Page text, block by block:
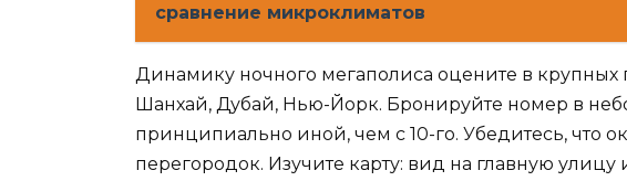
сравнение микроклиматов
Динамику ночного мегаполиса оцените в крупных
Шанхай, Дубай, Нью-Йорк. Бронируйте номер в
принципиально иной, чем с 10-го. Убедитесь, что
перегородок. Изучите карту: вид на главную